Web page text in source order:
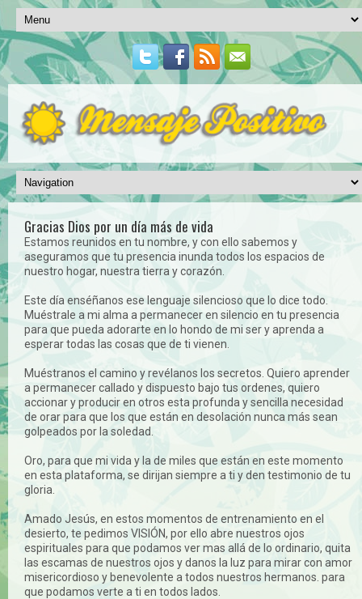
Gracias Dios por un día más de vida
Estamos reunidos en tu nombre, y con ello sabemos y
aseguramos que tu presencia inunda todos los espacios de
nuestro hogar, nuestra tierra y corazón.
Este día enséñanos ese lenguaje silencioso que lo dice todo.
Muéstrale a mi alma a permanecer en silencio en tu presencia
para que pueda adorarte en lo hondo de mi ser y aprenda a
esperar todas las cosas que de ti vienen.
Muéstranos el camino y revélanos los secretos. Quiero aprender
a permanecer callado y dispuesto bajo tus ordenes, quiero
accionar y producir en otros esta profunda y sencilla necesidad
de orar para que los que están en desolación nunca más sean
golpeados por la soledad.
Oro, para que mi vida y la de miles que están en este momento
en esta plataforma, se dirijan siempre a ti y den testimonio de tu
gloria.
Amado Jesús, en estos momentos de entrenamiento en el
desierto, te pedimos VISIÓN, por ello abre nuestros ojos
espirituales para que podamos ver mas allá de lo ordinario, quita
las escamas de nuestros ojos y danos la luz para mirar con amor
misericordioso y benevolente a todos nuestros hermanos. para
que podamos verte a ti en todos lados.